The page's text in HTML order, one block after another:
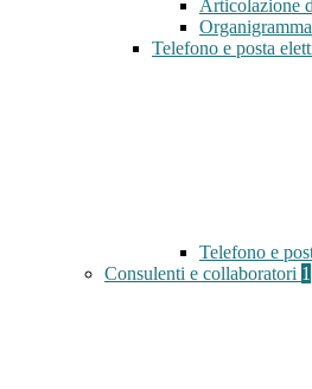
Articolazione
Organigramma
Telefono e posta
Telefono e
Consulenti e collaboratori 1